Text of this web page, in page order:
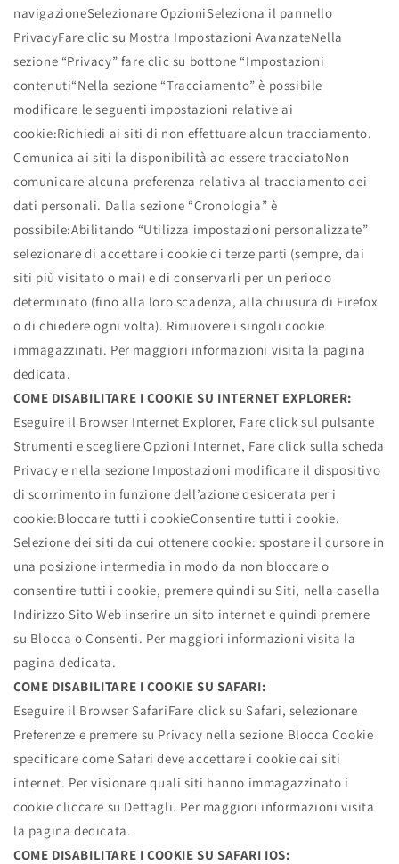
navigazioneSelezionare OpzioniSeleziona il pannello
PrivacyFare clic su Mostra Impostazioni AvanzateNella
sezione “Privacy” fare clic su bottone “Impostazioni
contenuti“Nella sezione “Tracciamento” è possibile
modificare le seguenti impostazioni relative ai
cookie:Richiedi ai siti di non effettuare alcun tracciamento.
Comunica ai siti la disponibilità ad essere tracciatoNon
comunicare alcuna preferenza relativa al tracciamento dei
dati personali. Dalla sezione “Cronologia” è
possibile:Abilitando “Utilizza impostazioni personalizzate”
selezionare di accettare i cookie di terze parti (sempre, dai
siti più visitato o mai) e di conservarli per un periodo
determinato (fino alla loro scadenza, alla chiusura di Firefox
o di chiedere ogni volta). Rimuovere i singoli cookie
immagazzinati. Per maggiori informazioni visita la pagina
dedicata.
COME DISABILITARE I COOKIE SU INTERNET EXPLORER:
Eseguire il Browser Internet Explorer, Fare click sul pulsante
Strumenti e scegliere Opzioni Internet, Fare click sulla scheda
Privacy e nella sezione Impostazioni modificare il dispositivo
di scorrimento in funzione dell’azione desiderata per i
cookie:Bloccare tutti i cookieConsentire tutti i cookie.
Selezione dei siti da cui ottenere cookie: spostare il cursore in
una posizione intermedia in modo da non bloccare o
consentire tutti i cookie, premere quindi su Siti, nella casella
Indirizzo Sito Web inserire un sito internet e quindi premere
su Blocca o Consenti. Per maggiori informazioni visita la
pagina dedicata.
COME DISABILITARE I COOKIE SU SAFARI:
Eseguire il Browser SafariFare click su Safari, selezionare
Preferenze e premere su Privacy nella sezione Blocca Cookie
specificare come Safari deve accettare i cookie dai siti
internet. Per visionare quali siti hanno immagazzinato i
cookie cliccare su Dettagli. Per maggiori informazioni visita
la pagina dedicata.
COME DISABILITARE I COOKIE SU SAFARI IOS: